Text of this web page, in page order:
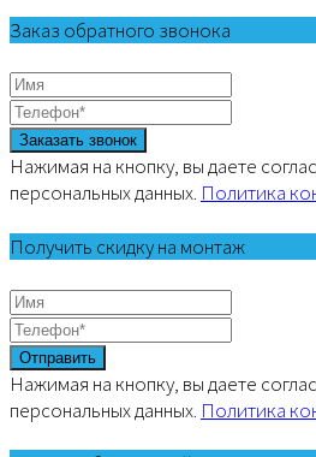
Заказ обратного звонока
Заказать звонок
Нажимая на кнопку, вы даете
персональных данных. Политика
Получить скидку на монтаж
Отправить
Нажимая на кнопку, вы даете
персональных данных. Политика